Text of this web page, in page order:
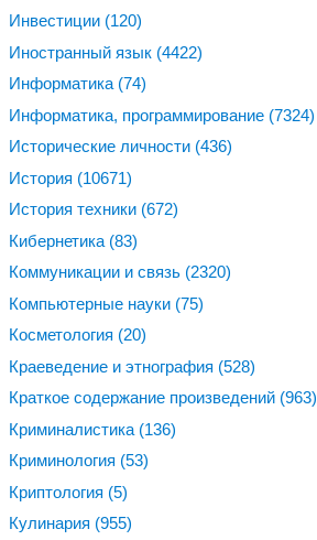
Инвестиции (120)
Иностранный язык (4422)
Информатика (74)
Информатика, программирование (7324)
Исторические личности (436)
История (10671)
История техники (672)
Кибернетика (83)
Коммуникации и связь (2320)
Компьютерные науки (75)
Косметология (20)
Краеведение и этнография (528)
Краткое содержание произведений (963)
Криминалистика (136)
Криминология (53)
Криптология (5)
Кулинария (955)